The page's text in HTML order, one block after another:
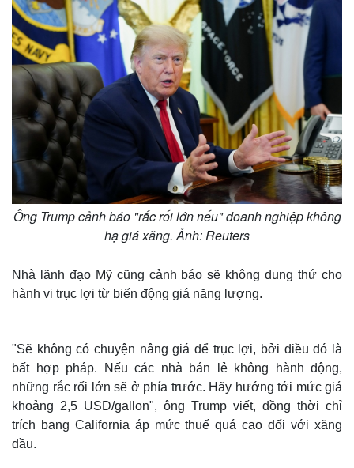
Ông Trump cảnh báo "rắc rối lớn nếu" doanh nghiệp không
hạ giá xăng. Ảnh: Reuters
Nhà lãnh đạo Mỹ cũng cảnh báo sẽ không dung thứ cho
hành vi trục lợi từ biến động giá năng lượng.
"Sẽ không có chuyện nâng giá để trục lợi, bởi điều đó là
bất hợp pháp. Nếu các nhà bán lẻ không hành động,
những rắc rối lớn sẽ ở phía trước. Hãy hướng tới mức giá
khoảng 2,5 USD/gallon", ông Trump viết, đồng thời chỉ
trích bang California áp mức thuế quá cao đối với xăng
dầu.